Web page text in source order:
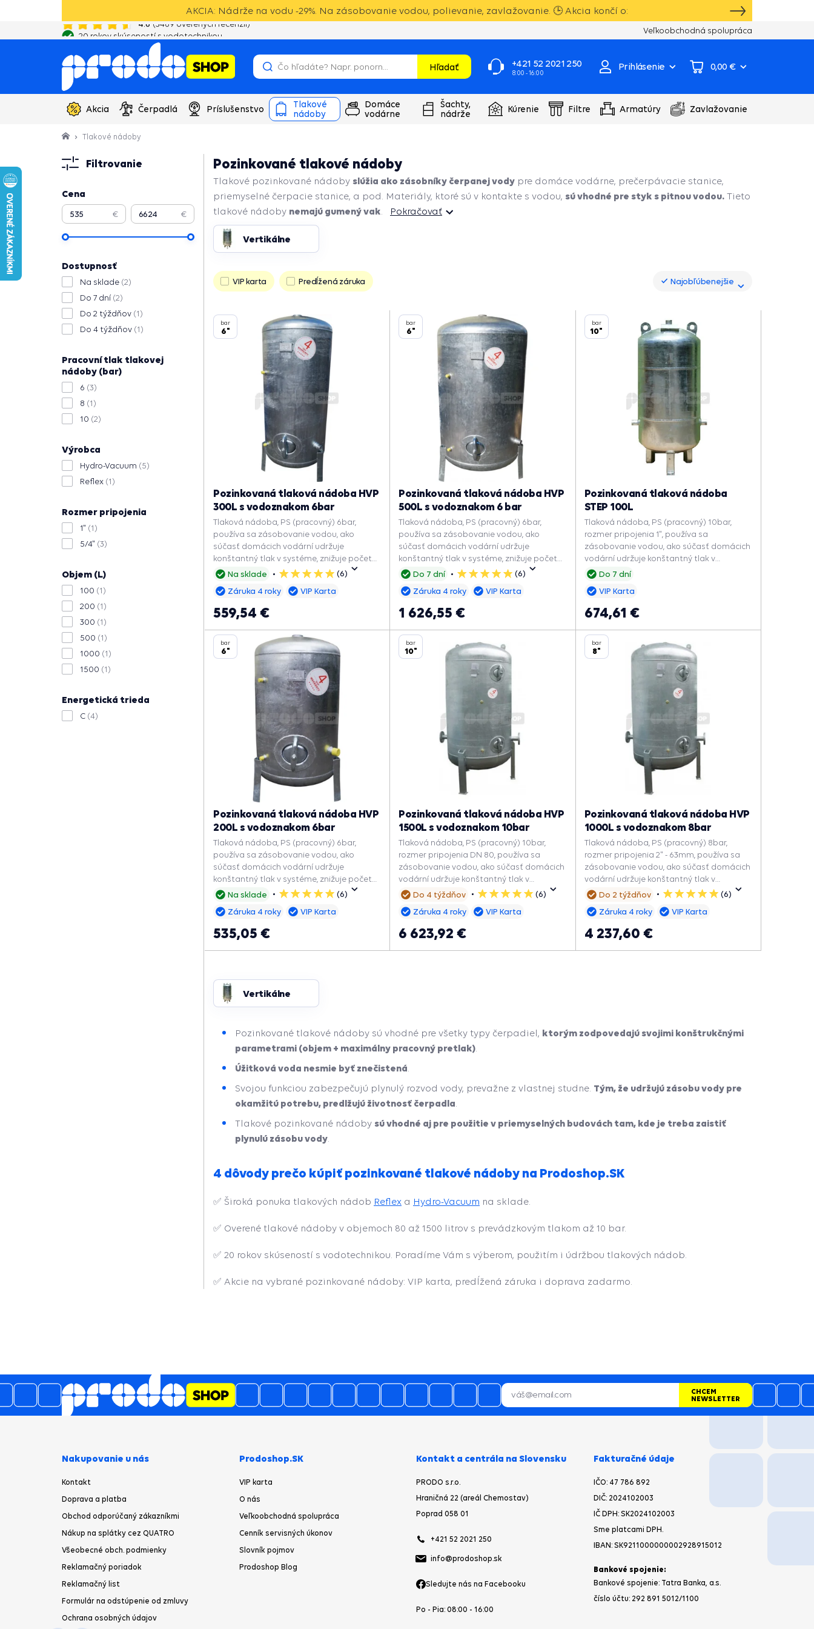
AKCIA: Nádrže na vodu -29%. Na zásobovanie vodou, polievanie, zavlažovanie. 🕒 Akcia končí o:
20 rokov skúseností s vodotechnikou Vlastný sklad, výroba, servisné centrum
Veľkoobchodná spolupráca
Hľadať +421 52 2021 250
8:00 - 16:00
Prihlásenie 0,00 €
Akcia Čerpadlá Príslušenstvo
Tlakové
nádoby
Domáce
vodárne
Šachty,
nádrže
Kúrenie Filtre Armatúry Zavlažovanie
Tlakové nádoby
Filtrovanie
Cena
€ €
Dostupnosť
Na sklade (2)
Do 7 dní (2)
Do 2 týždňov (1)
Do 4 týždňov (1)
Pracovní tlak tlakovej
nádoby (bar)
6 (3)
8 (1)
10 (2)
Výrobca
Hydro-Vacuum (5)
Reflex (1)
Rozmer pripojenia
1" (1)
5/4" (3)
Objem (L)
100 (1)
200 (1)
300 (1)
500 (1)
1000 (1)
1500 (1)
Energetická trieda
C (4)
Pozinkované tlakové nádoby
Tlakové pozinkované nádoby slúžia ako zásobníky čerpanej vody pre domáce vodárne, prečerpávacie stanice,
priemyselné čerpacie stanice, a pod.
Materiály, ktoré sú v kontakte s vodou, sú vhodné pre styk s pitnou vodou. Tieto
tlakové nádoby nemajú gumený vak Pokračovať
PokračovaťVertikálne
VIP karta Predĺžená záruka Najobľúbenejšie
bar
6"
Na sklade
5
hviezdičiek
(6)
Pozinkovaná tlaková nádoba HVP
300L s vodoznakom 6bar
Tlaková nádoba, PS (pracovný) 6bar,
používa sa zásobovanie vodou, ako
súčasť domácich vodární udržuje
konštantný tlak v systéme, znižuje počet
zapnutí čerpadla a predlžuje jeho
Záruka 4 roky
VIP Karta
559,54 €
bar
6"
Do 7 dní
5
hviezdičiek
(6)
Pozinkovaná tlaková nádoba HVP
500L s vodoznakom 6 bar
Tlaková nádoba, PS (pracovný) 6bar,
používa sa zásobovanie vodou, ako
súčasť domácich vodární udržuje
konštantný tlak v systéme, znižuje počet
zapnutí čerpadla a predlžuje jeho
Záruka 4 roky
VIP Karta
1 626,55 €
bar
10"
Do 7 dní
Pozinkovaná tlaková nádoba
STEP 100L
Tlaková nádoba, PS (pracovný) 10bar,
rozmer pripojenia 1", používa sa
zásobovanie vodou, ako súčasť domácich
vodární udržuje konštantný tlak v
systéme, znižuje počet zapnutí čerpadla a
VIP Karta
674,61 €
bar
6"
Na sklade
5
hviezdičiek
(6)
Pozinkovaná tlaková nádoba HVP
200L s vodoznakom 6bar
Tlaková nádoba, PS (pracovný) 6bar,
používa sa zásobovanie vodou, ako
súčasť domácich vodární udržuje
konštantný tlak v systéme, znižuje počet
zapnutí čerpadla a predlžuje jeho
Záruka 4 roky
VIP Karta
535,05 €
bar
10"
Do 4 týždňov
5
hviezdičiek
(6)
Pozinkovaná tlaková nádoba HVP
1500L s vodoznakom 10bar
Tlaková nádoba, PS (pracovný) 10bar,
rozmer pripojenia DN 80, používa sa
zásobovanie vodou, ako súčasť domácich
vodární udržuje konštantný tlak v
systéme, znižuje počet zapnutí čerpadla a
Záruka 4 roky
VIP Karta
6 623,92 €
bar
8"
Do 2 týždňov
5
hviezdičiek
(6)
Pozinkovaná tlaková nádoba HVP
1000L s vodoznakom 8bar
Tlaková nádoba, PS (pracovný) 8bar,
rozmer pripojenia 2" - 63mm, používa sa
zásobovanie vodou, ako súčasť domácich
vodární udržuje konštantný tlak v
systéme, znižuje počet zapnutí čerpadla a
Záruka 4 roky
VIP Karta
4 237,60 €
Vertikálne
Pozinkované tlakové nádoby sú vhodné pre všetky typy čerpadiel, ktorým zodpovedajú svojimi konštrukčnými
parametrami (objem + maximálny pracovný pretlak)
Úžitková voda nesmie byť znečistená
Svojou funkciou zabezpečujú plynulý rozvod vody, prevažne z vlastnej studne. Tým, že udržujú zásobu vody pre
okamžitú potrebu, predlžujú životnosť čerpadla
Tlakové pozinkované nádoby sú vhodné aj pre použitie v priemyselných budovách tam, kde je treba zaistiť
plynulú zásobu vody
4 dôvody prečo kúpiť pozinkované tlakové nádoby na Prodoshop.SK
✅ Široká ponuka tlakových nádob Reflex a Hydro-Vacuum na sklade.
✅ Overené tlakové nádoby v objemoch 80 až 1500 litrov s prevádzkovým tlakom až 10 bar.
✅ 20 rokov skúseností s vodotechnikou. Poradíme Vám s výberom, použitím i údržbou tlakových nádob.
✅ Akcie na vybrané pozinkované nádoby: VIP karta, predĺžená záruka i doprava zadarmo.
05.08.2026
očakával najneskôr nasledujúci
pracovný deň po objednávke a nie po
05.08.2026
Nakupovanie u nás
Kontakt
Doprava a platba
Obchod odporúčaný zákazníkmi
Prodoshop.SK Kontakt a centrála na Slovensku
PRODO s.r.o.
Poprad 058 01
IČO: 47 786 892
DIČ: 2024102003